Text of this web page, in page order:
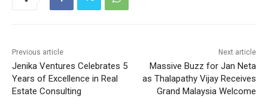
Previous article
Jenika Ventures Celebrates 5
Years of Excellence in Real
Estate Consulting
Next article
Massive Buzz for Jan Neta
as Thalapathy Vijay Receives
Grand Malaysia Welcome